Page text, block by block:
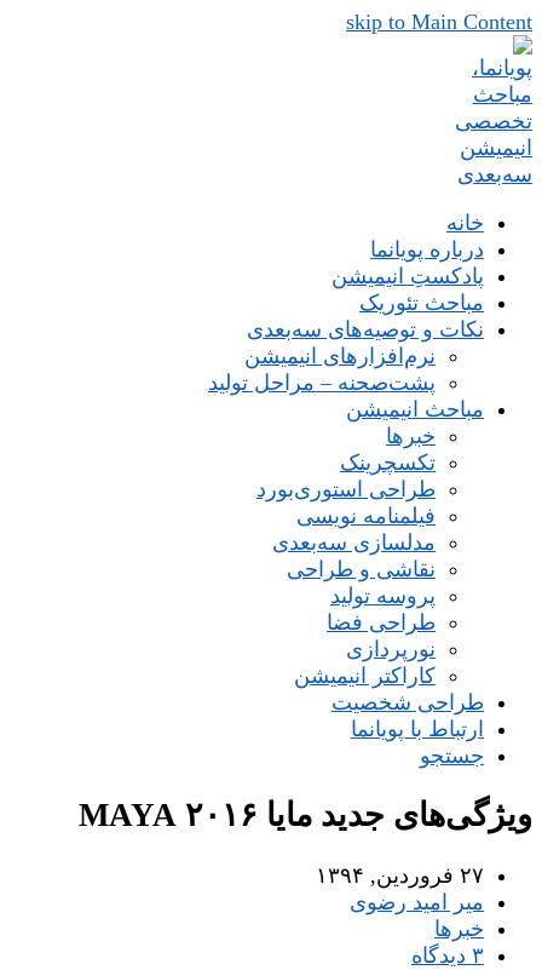
skip to Main Content
خانه
درباره پویانما
پادکستِ انیمیشن
مباحث تئوریک
نکات و توصیه‌های‌ سه‌بعدی
نرم‌افزارهای انیمیشن
پشت‌صحنه – مراحل تولید
مباحث انیمیشن
خبرها
تکسچرینک
طراحی استوری‌بورد
فیلمنامه نویسی
مدلسازی سه‌بعدی
نقاشی و طراحی
پروسه تولید
طراحی فضا
نورپردازی
کاراکتر انیمیشن
طراحی شخصیت
ارتباط با پویانما
جستجو
ویژگی‌های جدید مایا ۲۰۱۶ MAYA
۲۷ فروردین, ۱۳۹۴
میر امید رضوی
خبرها
۳ دیدگاه